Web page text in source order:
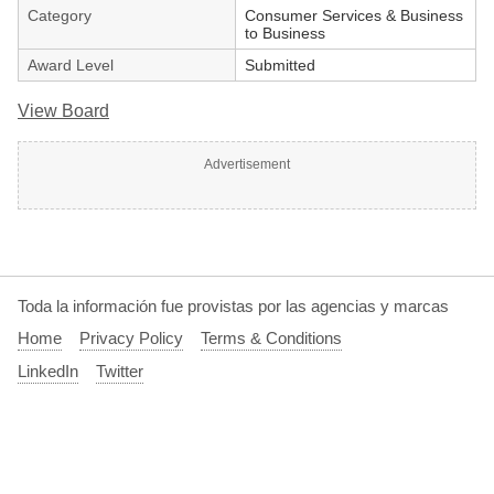
Category
Consumer Services & Business
to Business
Award Level
Submitted
View Board
Advertisement
Toda la información fue provistas por las agencias y marcas
Home
Privacy Policy
Terms & Conditions
LinkedIn
Twitter